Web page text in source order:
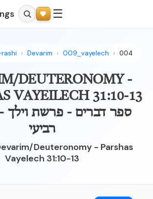
☰
Devarim 009_vayelech 004
DEUTERONOMY -
ספר דברים - פרשת וילך
רביעי
Deuteronomy - Parshas
Vayelech 31:10-13